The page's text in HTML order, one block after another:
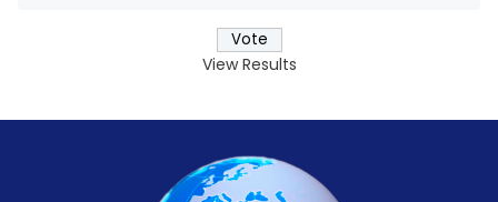
View Results